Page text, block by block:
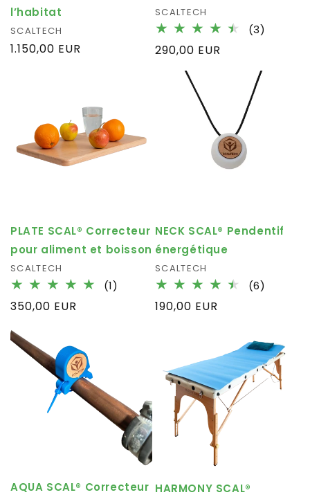
l’habitat
Fournisseur :
SCALTECH
Prix
1.150,00 EUR
Fournisseur :
SCALTECH
(3)
Prix
habituel
290,00 EUR
PLATE SCAL® Correcteur
pour aliment et boisson
Fournisseur :
SCALTECH
(1)
Prix
350,00 EUR
NECK SCAL® Pendentif
énergétique
Fournisseur :
SCALTECH
(6)
Prix
190,00 EUR
AQUA SCAL® Correcteur HARMONY SCAL®